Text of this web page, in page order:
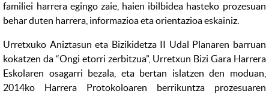
familiei harrera egingo zaie, haien ibilbidea hasteko prozesuan
behar duten harrera, informazioa eta orientazioa eskainiz.
Urretxuko Aniztasun eta Bizikidetza II Udal Planaren barruan
kokatzen da “Ongi etorri zerbitzua”, Urretxun Bizi Gara Harrera
Eskolaren osagarri bezala, eta bertan islatzen den moduan,
2014ko Harrera Protokoloaren berrikuntza prozesuaren